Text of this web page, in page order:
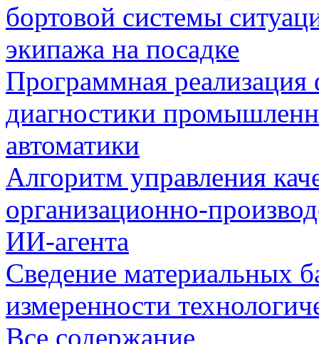
бортовой системы
экипажа на посадке
Программная
диагностики
автоматики
Алгоритм управления
организационно-
ИИ-агента
Сведение материальных
измеренности
Все содержание